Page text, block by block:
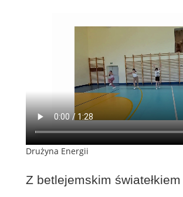
Drużyna Energii
Z betlejemskim światełkiem